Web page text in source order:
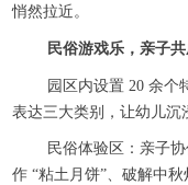
悄然拉近。​
民俗游戏乐，亲子
园区内设置 20 余个
表达三大类别，让幼儿沉
民俗体验区：亲子
作 “粘土月饼”、破解中